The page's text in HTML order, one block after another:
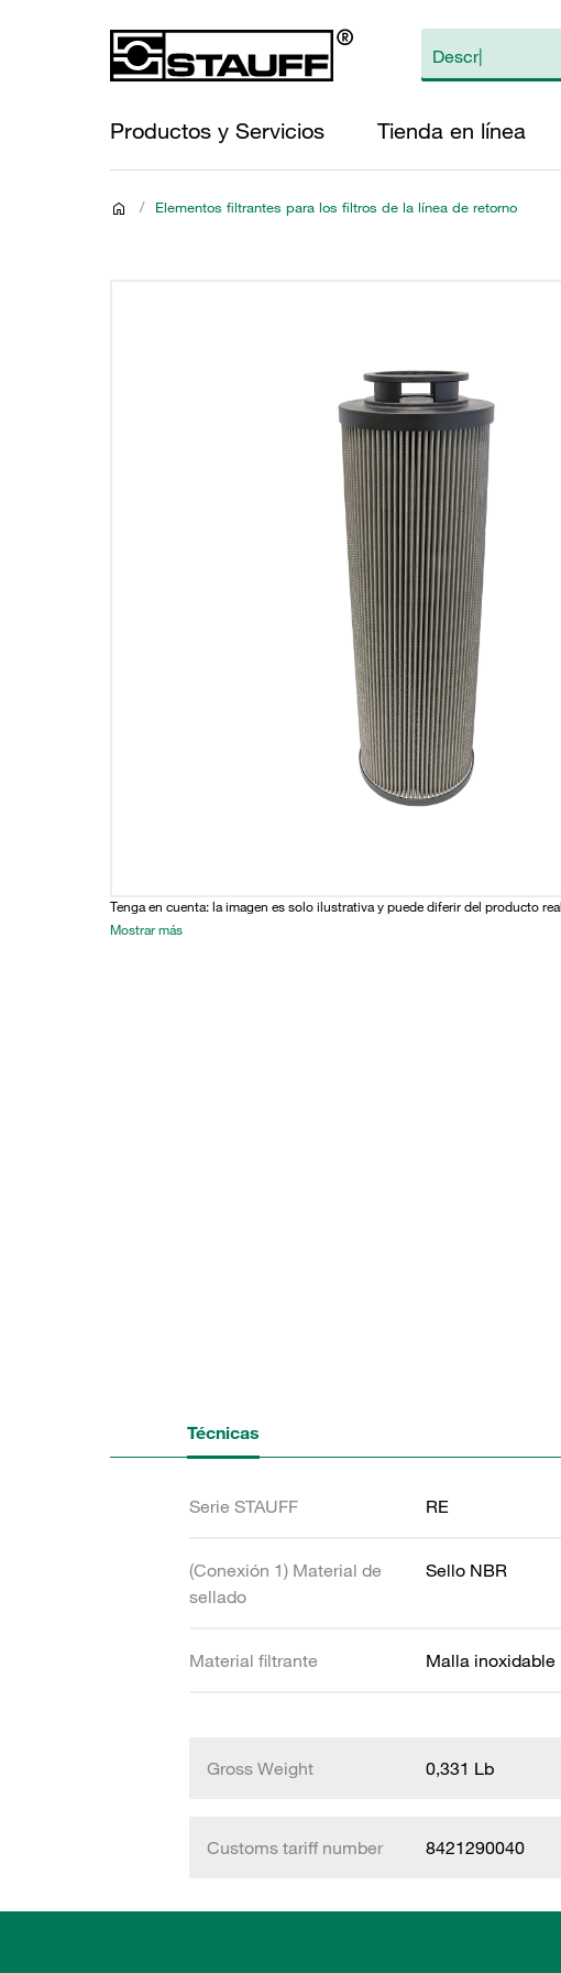
Productos y Servicios Tienda en línea
/ Elementos filtrantes para los filtros de la línea de retorno
Tenga en cuenta: la imagen es solo ilustrativa y puede diferir del producto
Mostrar más
Técnicas
Serie STAUFF RE
(Conexión 1) Material de
sellado
Sello NBR
Material filtrante Malla inoxidable
Gross Weight 0,331 Lb
Customs tariff number 8421290040